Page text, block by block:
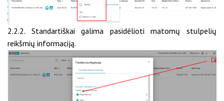
2.2.2. Standartiškai galima pasidėlioti matomų stulpelių
reikšmių informaciją.